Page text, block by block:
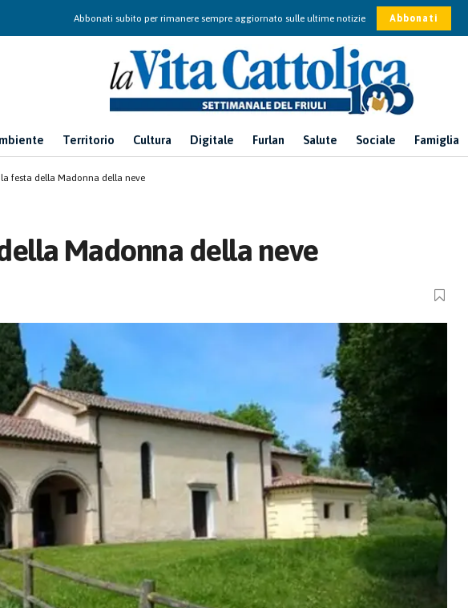
Abbonati subito per rimanere sempre aggiornato sulle ultime notizie Abbonati
Territorio Cultura Digitale Furlan Salute Sociale Famiglia
festa della Madonna della neve
Madonna della neve